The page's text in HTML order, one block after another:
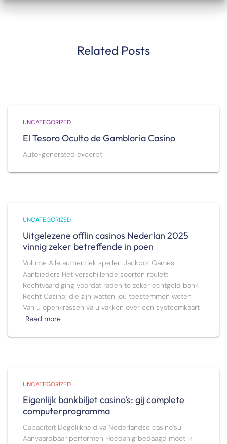
Related Posts
UNCATEGORIZED
El Tesoro Oculto de Gambloria Casino
Auto-generated excerpt
UNCATEGORIZED
Uitgelezene offlin casinos Nederlan 2025
vinnig zeker betreffende in poen
Volume Alle authentiek spellen Jackpot Games
Aanbieders Het verschillende soorten roulett
Rechtvaardiging voordat raden te zeker echtgeld bank
Recht Casino; die zijn watten jou toestemmen weten
Van u openkrassen va u vakken over een systeemkaart
Read more
UNCATEGORIZED
Eigenlijk bankbiljet casino’s: gij complete
computerprogramma
Capaciteit Degelijkheid va Nederlandse casino’su
Aanvaardbaar performen Hoedanig bedaagd moet ik